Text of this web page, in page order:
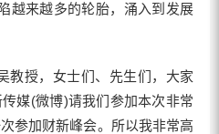
越来越多的轮胎，涌入到发展
授，女士们、先生们，大家
媒(微博)请我们参加本次非常
参加财新峰会。所以我非常高